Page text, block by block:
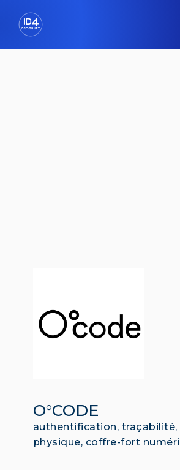
O°CODE
authentification, traçabilité,
physique, coffre-fort